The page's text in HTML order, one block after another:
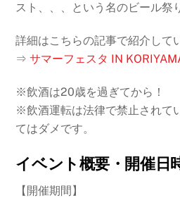
スト、、、という名のビール祭
詳細はこちらの記事で紹介して
⇒サマーフェスタ IN
※飲酒は20歳を過ぎてから！
※飲酒運転は法律で禁止されて
てはダメです。
イベント概要・開催日
【開催期間】